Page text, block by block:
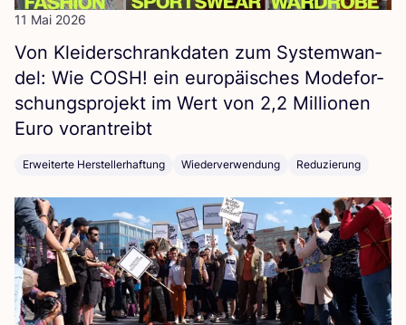
11 Mai 2026
Von Klei­der­schrank­da­ten zum Sys­tem­wan­
del: Wie COSH! ein euro­päi­sches Mode­for­
schungs­pro­jekt im Wert von 2,2 Mil­lio­nen
Euro vorantreibt
Erweiterte Herstellerhaftung Wiederverwendung Reduzierung